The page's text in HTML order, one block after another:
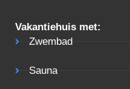
Vakantiehuis met:
Zwembad
Sauna